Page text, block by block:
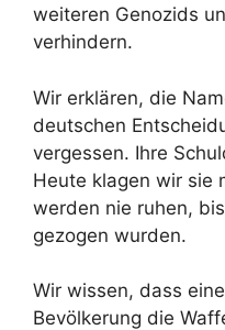
weiteren Genozids
verhindern.
Wir erklären, die
deutschen
vergessen. Ihre
Heute klagen wir sie
werden nie ruhen,
gezogen wurden.
Wir wissen, dass
Bevölkerung die